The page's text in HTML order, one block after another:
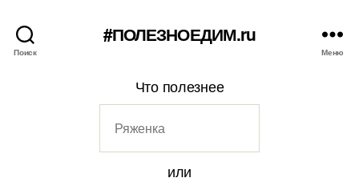
Поиск
#ПОЛЕЗНОЕДИМ.ru
Меню
Что полезнее
или